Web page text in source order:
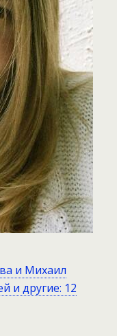
и Михаил
и другие: 12